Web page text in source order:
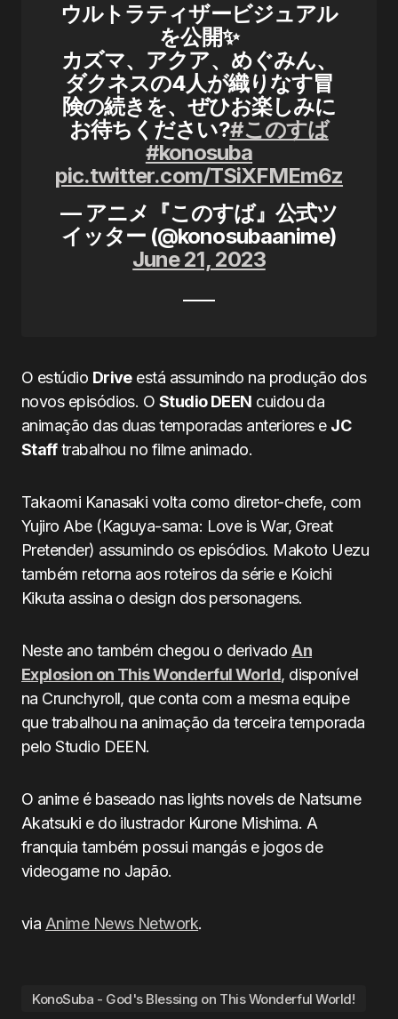
ウルトラティザービジュアル
を公開✨
カズマ、アクア、めぐみん、
ダクネスの4人が織りなす冒
険の続きを、ぜひお楽しみに
お待ちください?#このすば
#konosuba
pic.twitter.com/TSiXFMEm6z
— アニメ『このすば』公式ツ
イッター (@konosubaanime)
June 21, 2023
O estúdio Driveestá assumindo na produção dos
novos episódios. O Studio DEEN cuidou da
animação das duas temporadas anteriores e JC
Stafftrabalhou no filme animado.
Takaomi Kanasaki volta como diretor-chefe, com
Yujiro Abe (Kaguya-sama: Love is War, Great
Pretender) assumindo os episódios. Makoto Uezu
também retorna aos roteiros da série e Koichi
Kikuta assina o design dos personagens.
Neste ano também chegou o derivadoAn
Explosion on This Wonderful World, disponível
na Crunchyroll, que conta com a mesma equipe
que trabalhou na animação da terceira temporada
pelo Studio DEEN.
O anime é baseado nas lights novels de Natsume
Akatsuki e do ilustrador Kurone Mishima. A
franquia também possui mangás e jogos de
videogame no Japão.
via Anime News Network.
KonoSuba - God's Blessing on This Wonderful World!